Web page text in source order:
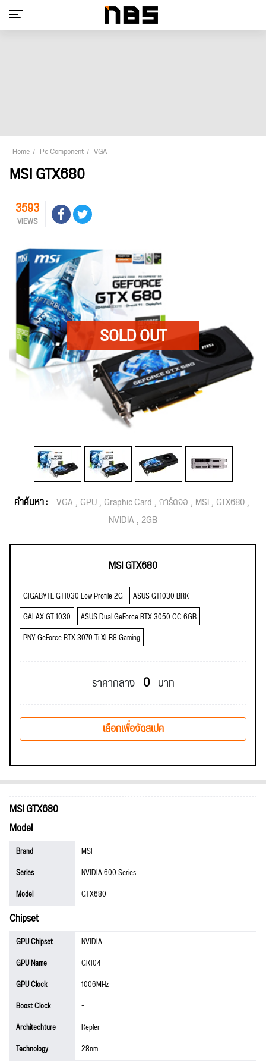
Home Pc Component VGA
MSI GTX680
3593
VIEWS
คำค้นหา : VGA GPU Graphic Card การ์ดจอ MSI GTX680
NVIDIA 2GB
MSI GTX680
GIGABYTE GT1030 Low Profile 2G
ASUS GT1030 BRK
GALAX GT 1030
ASUS Dual GeForce RTX 3050 OC 6GB
PNY GeForce RTX 3070 Ti XLR8 Gaming
ราคากลาง 0 บาท
เลือกเพื่อจัดสเปค
MSI GTX680
Model
Brand
MSI
Series
NVIDIA 600 Series
Model
GTX680
Chipset
GPU Chipset
NVIDIA
GPU Name
GK104
GPU Clock
1006MHz
Boost Clock
-
Architechture
Kepler
Technology
28nm